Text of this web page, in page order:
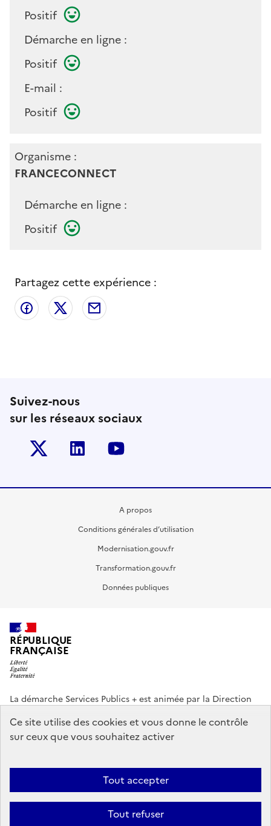
Positif
Démarche en ligne :
Positif
E-mail :
Positif
Organisme :
FRANCECONNECT
Démarche en ligne :
Positif
Partagez cette expérience :
Partager sur Facebook
Partager sur X
Suivez-nous
sur les réseaux sociaux
Twitter-x Linkedin
A propos
Conditions générales d’utilisation
Modernisation.gouv.fr
Transformation.gouv.fr
Données publiques
RÉPUBLIQUE
FRANÇAISE
La démarche Services Publics + est animée par la Direction
info.gouv.fr service-public.gouv.fr
legifrance.gouv.fr
data.gouv.fr
Footer
Plan du site Accessibilité partiellement conforme
Mentions légales
Ce site utilise des cookies et vous donne le contrôle
sur ceux que vous souhaitez activer
Tout accepter
Tout refuser